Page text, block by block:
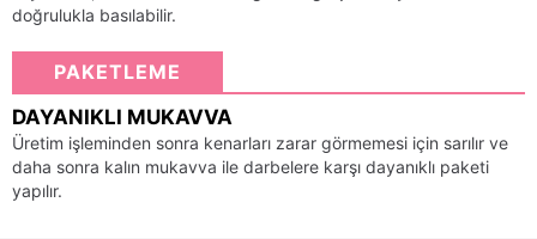
doğrulukla basılabilir.
PAKETLEME
DAYANIKLI MUKAVVA
Üretim işleminden sonra kenarları zarar görmemesi için sarılır ve
daha sonra kalın mukavva ile darbelere karşı dayanıklı paketi
yapılır.